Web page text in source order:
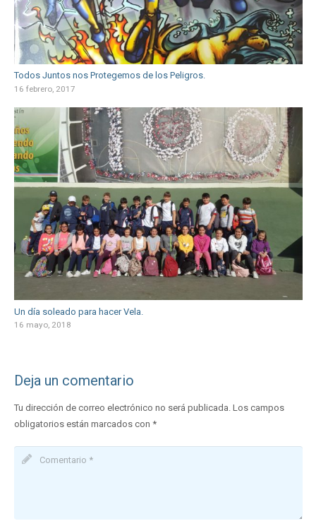
Todos Juntos nos Protegemos de los Peligros.
16 febrero, 2017
Un día soleado para hacer Vela.
16 mayo, 2018
Deja un comentario
Tu dirección de correo electrónico no será publicada.Los campos
obligatorios están marcados con *